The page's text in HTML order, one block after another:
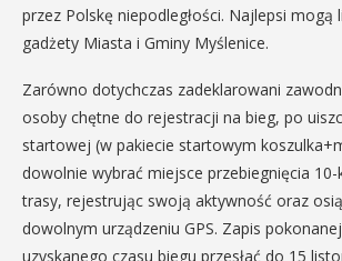
przez Polskę niepodległości. Najlepsi mogą
gadżety Miasta i Gminy Myślenice.
Zarówno dotychczas zadeklarowani
osoby chętne do rejestracji na bieg, po
startowej (w pakiecie startowym
dowolnie wybrać miejsce przebiegnięcia
trasy, rejestrując swoją aktywność oraz
dowolnym urządzeniu GPS. Zapis
uzyskanego czasu biegu przesłać do 15